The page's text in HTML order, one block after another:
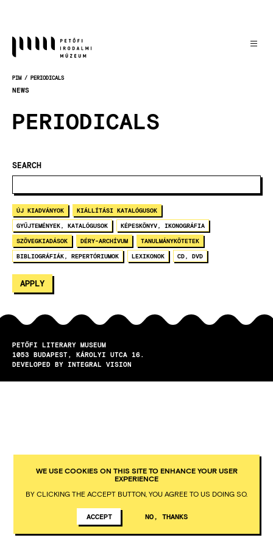
obsah
PIM PERIODICALS
NEWS
PERIODICALS
SEARCH
ÚJ KIADVÁNYOK KIÁLLÍTÁSI KATALÓGUSOK
GYŰJTEMÉNYEK, KATALÓGUSOK KÉPESKÖNYV, IKONOGRÁFIA
SZÖVEGKIADÁSOK DÉRY-ARCHÍVUM TANULMÁNYKÖTETEK
BIBLIOGRÁFIÁK, REPERTÓRIUMOK LEXIKONOK CD, DVD
PETŐFI LITERARY MUSEUM
1053
BUDAPEST
KÁROLYI UTCA 16.
DEVELOPED BY INTEGRAL VISION
WE USE COOKIES ON THIS SITE TO ENHANCE YOUR USER
EXPERIENCE
BY CLICKING THE ACCEPT BUTTON, YOU AGREE TO US DOING SO.
ACCEPT NO, THANKS